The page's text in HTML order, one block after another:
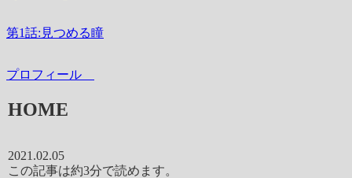
第1話:見つめる瞳
プロフィール
HOME
2021.02.05
この記事は約3分で読めます。